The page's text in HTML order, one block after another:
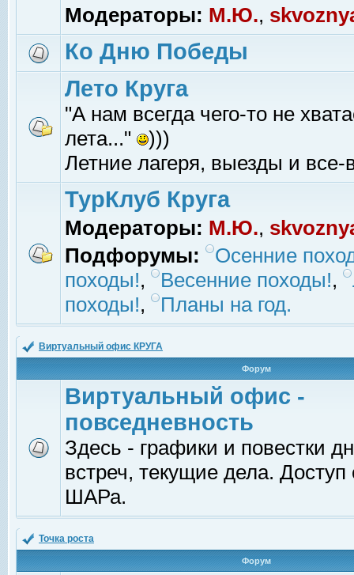
Модераторы: М.Ю.,
Ко Дню Победы
Лето Круга
"А нам всегда чего-то не
лета..."
)))
Летние лагеря, выезды и все-
ТурКлуб Круга
Модераторы: М.Ю.,
Подфорумы:
Осенние
походы!, Весенние походы!,
походы!, Планы на год.
Виртуальный офис КРУГА
Форум
Виртуальный офис -
повседневность
Здесь - графики и повестки
встреч, текущие дела.
ШАРа.
Точка роста
Форум